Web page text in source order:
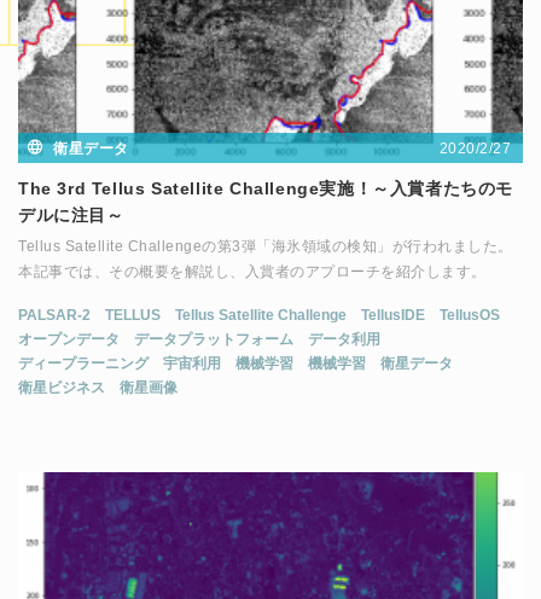
衛星データ 2020/2/27
The 3rd Tellus Satellite Challenge実施！～入賞者たちのモ
デルに注目～
Tellus Satellite Challengeの第3弾「海氷領域の検知」が行われました。
本記事では、その概要を解説し、入賞者のアプローチを紹介します。
PALSAR-2 TELLUS Tellus Satellite Challenge TellusIDE
TellusOS
オープンデータ
データプラットフォーム
データ利用
ディープラーニング
宇宙利用 機械学習 機械学習
衛星データ
衛星ビジネス
衛星画像